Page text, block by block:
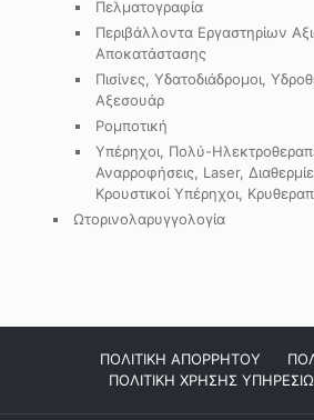
Πελματογραφία
Περιβάλλοντα Εργαστηρίων
Αποκατάστασης
Πισίνες, Υδατοδιάδρομοι,
Αξεσουάρ
Ρομποτική
Υπέρηχοι, Πολύ-
Αναρροφήσεις, Laser,
Κρουστικοί Υπέρηχοι,
Ωτορινολαρυγγολογία
ΠΟΛΙΤΙΚΗ ΑΠΟΡΡΗΤΟΥ
ΠΟΛΙΤΙΚΗ ΧΡΗΣΗΣ